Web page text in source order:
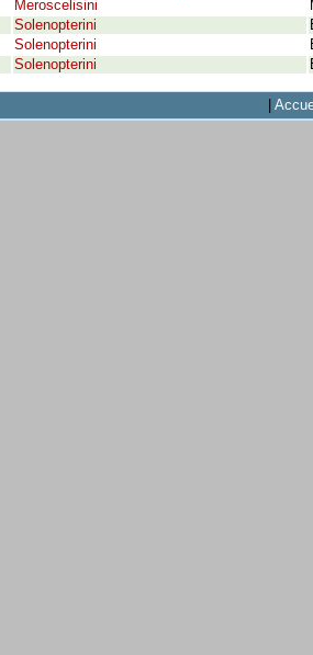
Meroscelisini
Solenopterini
Solenopterini
Solenopterini